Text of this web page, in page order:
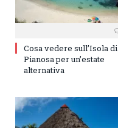
Cosa vedere sull’Isola di
Pianosa per un’estate
alternativa